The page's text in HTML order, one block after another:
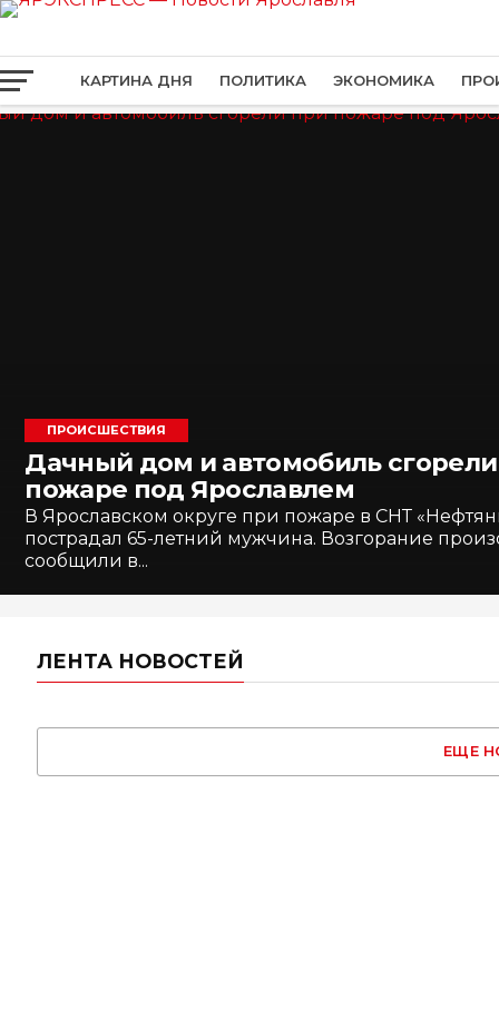
КАРТИНА ДНЯ ПОЛИТИКА ЭКОНОМИКА
ПРОИСШЕСТВИЯ
Дачный дом и автомобиль
пожаре под Ярославлем
В Ярославском округе при пожаре в СНТ
пострадал 65-летний мужчина. Возгорание
сообщили в...
ЛЕНТА НОВОСТЕЙ
ЕЩЕ